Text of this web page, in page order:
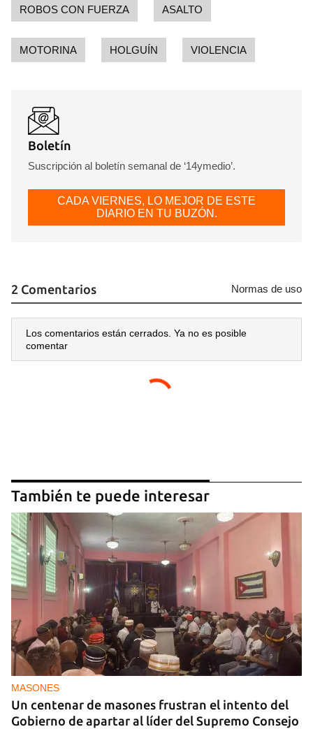
ROBOS CON FUERZA ASALTO
MOTORINA HOLGUÍN VIOLENCIA
Boletín
Suscripción al boletín semanal de ‘14ymedio’.
CADA VIERNES, LO MEJOR DE ESTE
DIARIO EN TU BUZÓN.
2 Comentarios Normas de uso
Los comentarios están cerrados. Ya no es posible
comentar
También te puede interesar
MASONES
Un centenar de masones frustran el intento del
Gobierno de apartar al líder del Supremo Consejo